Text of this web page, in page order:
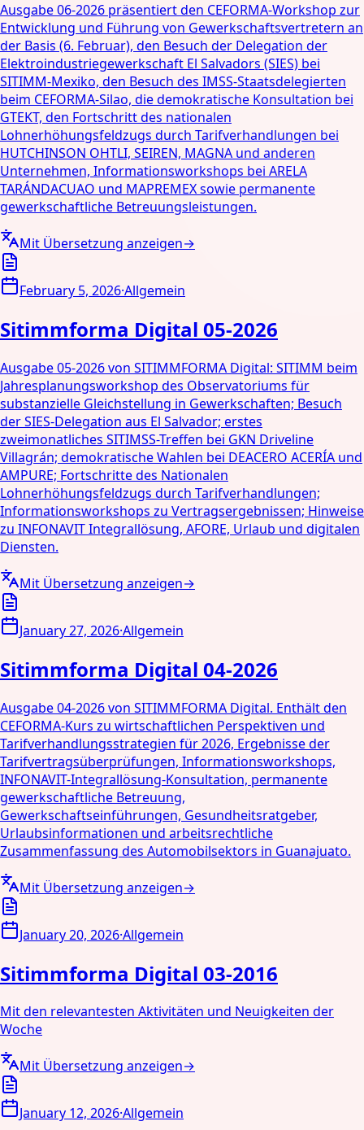
Ausgabe 06-2026 präsentiert den CEFORMA-Workshop zur
Entwicklung und Führung von Gewerkschaftsvertretern an
der Basis (6. Februar), den Besuch der Delegation der
Elektroindustriegewerkschaft El Salvadors (SIES) bei
SITIMM-Mexiko, den Besuch des IMSS-Staatsdelegierten
beim CEFORMA-Silao, die demokratische Konsultation bei
GTEKT, den Fortschritt des nationalen
Lohnerhöhungsfeldzugs durch Tarifverhandlungen bei
HUTCHINSON OHTLI, SEIREN, MAGNA und anderen
Unternehmen, Informationsworkshops bei ARELA
TARÁNDACUAO und MAPREMEX sowie permanente
gewerkschaftliche Betreuungsleistungen.
Mit Übersetzung anzeigen→
February 5, 2026·Allgemein
Sitimmforma Digital 05-2026
Ausgabe 05-2026 von SITIMMFORMA Digital: SITIMM beim
Jahresplanungsworkshop des Observatoriums für
substanzielle Gleichstellung in Gewerkschaften; Besuch
der SIES-Delegation aus El Salvador; erstes
zweimonatliches SITIMSS-Treffen bei GKN Driveline
Villagrán; demokratische Wahlen bei DEACERO ACERÍA und
AMPURE; Fortschritte des Nationalen
Lohnerhöhungsfeldzugs durch Tarifverhandlungen;
Informationsworkshops zu Vertragsergebnissen; Hinweise
zu INFONAVIT Integrallösung, AFORE, Urlaub und digitalen
Diensten.
Mit Übersetzung anzeigen→
January 27, 2026·Allgemein
Sitimmforma Digital 04-2026
Ausgabe 04-2026 von SITIMMFORMA Digital. Enthält den
CEFORMA-Kurs zu wirtschaftlichen Perspektiven und
Tarifverhandlungsstrategien für 2026, Ergebnisse der
Tarifvertragsüberprüfungen, Informationsworkshops,
INFONAVIT-Integrallösung-Konsultation, permanente
gewerkschaftliche Betreuung,
Gewerkschaftseinführungen, Gesundheitsratgeber,
Urlaubsinformationen und arbeitsrechtliche
Zusammenfassung des Automobilsektors in Guanajuato.
Mit Übersetzung anzeigen→
January 20, 2026·Allgemein
Sitimmforma Digital 03-2016
Mit den relevantesten Aktivitäten und Neuigkeiten der
Woche
Mit Übersetzung anzeigen→
January 12, 2026·Allgemein